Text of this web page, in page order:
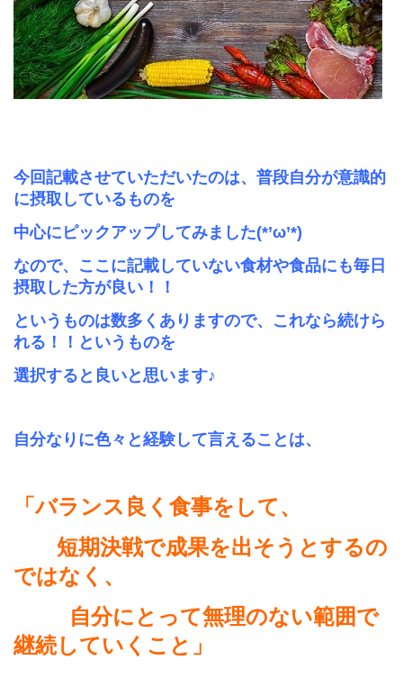
今回記載させていただいたのは、 普段自分が意識的
に摂取しているものを
中心にピックアップしてみました(*’ω’*)
なので、ここに記載していない食材や食品にも毎日
摂取した方が良い！！
というものは数多くありますので、これなら続けら
れる！！というものを
選択すると良いと思います♪
自分なりに色々と経験して言えることは、
「バランス良く食事をして、
短期決戦で成果を出そうとするの
ではなく、
自分にとって無理のない範囲で
継続していくこと」